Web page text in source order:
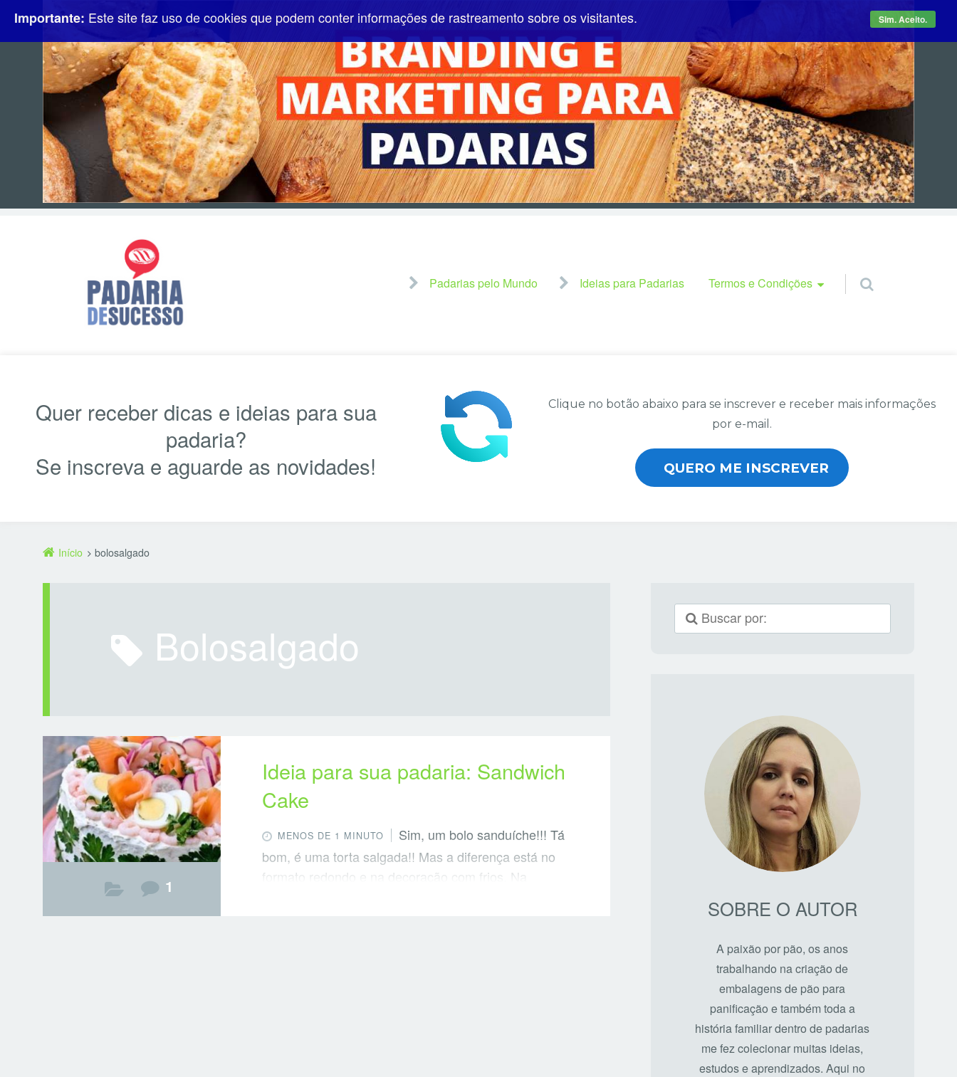
Pular para o conteúdo
Padarias pelo Mundo Ideias para Padarias Termos e Condições
Quer receber dicas e ideias para sua
padaria?
Se inscreva e aguarde as novidades!
Clique no botão abaixo para se inscrever e receber mais informações
por e-mail.
QUERO ME INSCREVER
Início bolosalgado
bolosalgado
1
Ideia para sua padaria: Sandwich
Cake
MENOS DE 1 MINUTO
Sim, um bolo sanduíche!!! Tá
bom, é uma torta salgada!! Mas a diferença está no
formato redondo e na decoração com frios. Na
SOBRE O AUTOR
A paixão por pão, os anos
trabalhando na criação de
embalagens de pão para
panificação e também toda a
história familiar dentro de padarias
me fez colecionar muitas ideias,
estudos e aprendizados. Aqui no
Importante: Este site faz uso de cookies que podem conter informações de rastreamento sobre os visitantes. Sim. Aceito.